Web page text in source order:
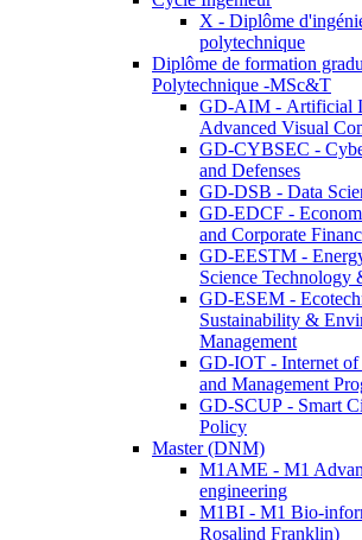
X - Diplôme
polytechnique
Diplôme de formation
Polytechnique -MSc&T
GD-AIM - Artificial
Advanced Visual
GD-CYBSEC -
and Defenses
GD-DSB - Data
GD-EDCF -
and Corporate
GD-EESTM -
Science Technology
GD-ESEM -
Sustainability &
Management
GD-IOT - Internet
and Management
GD-SCUP - Smart
Policy
Master (DNM)
M1AME - M1
engineering
M1BI - M1 Bio-
Rosalind Franklin)